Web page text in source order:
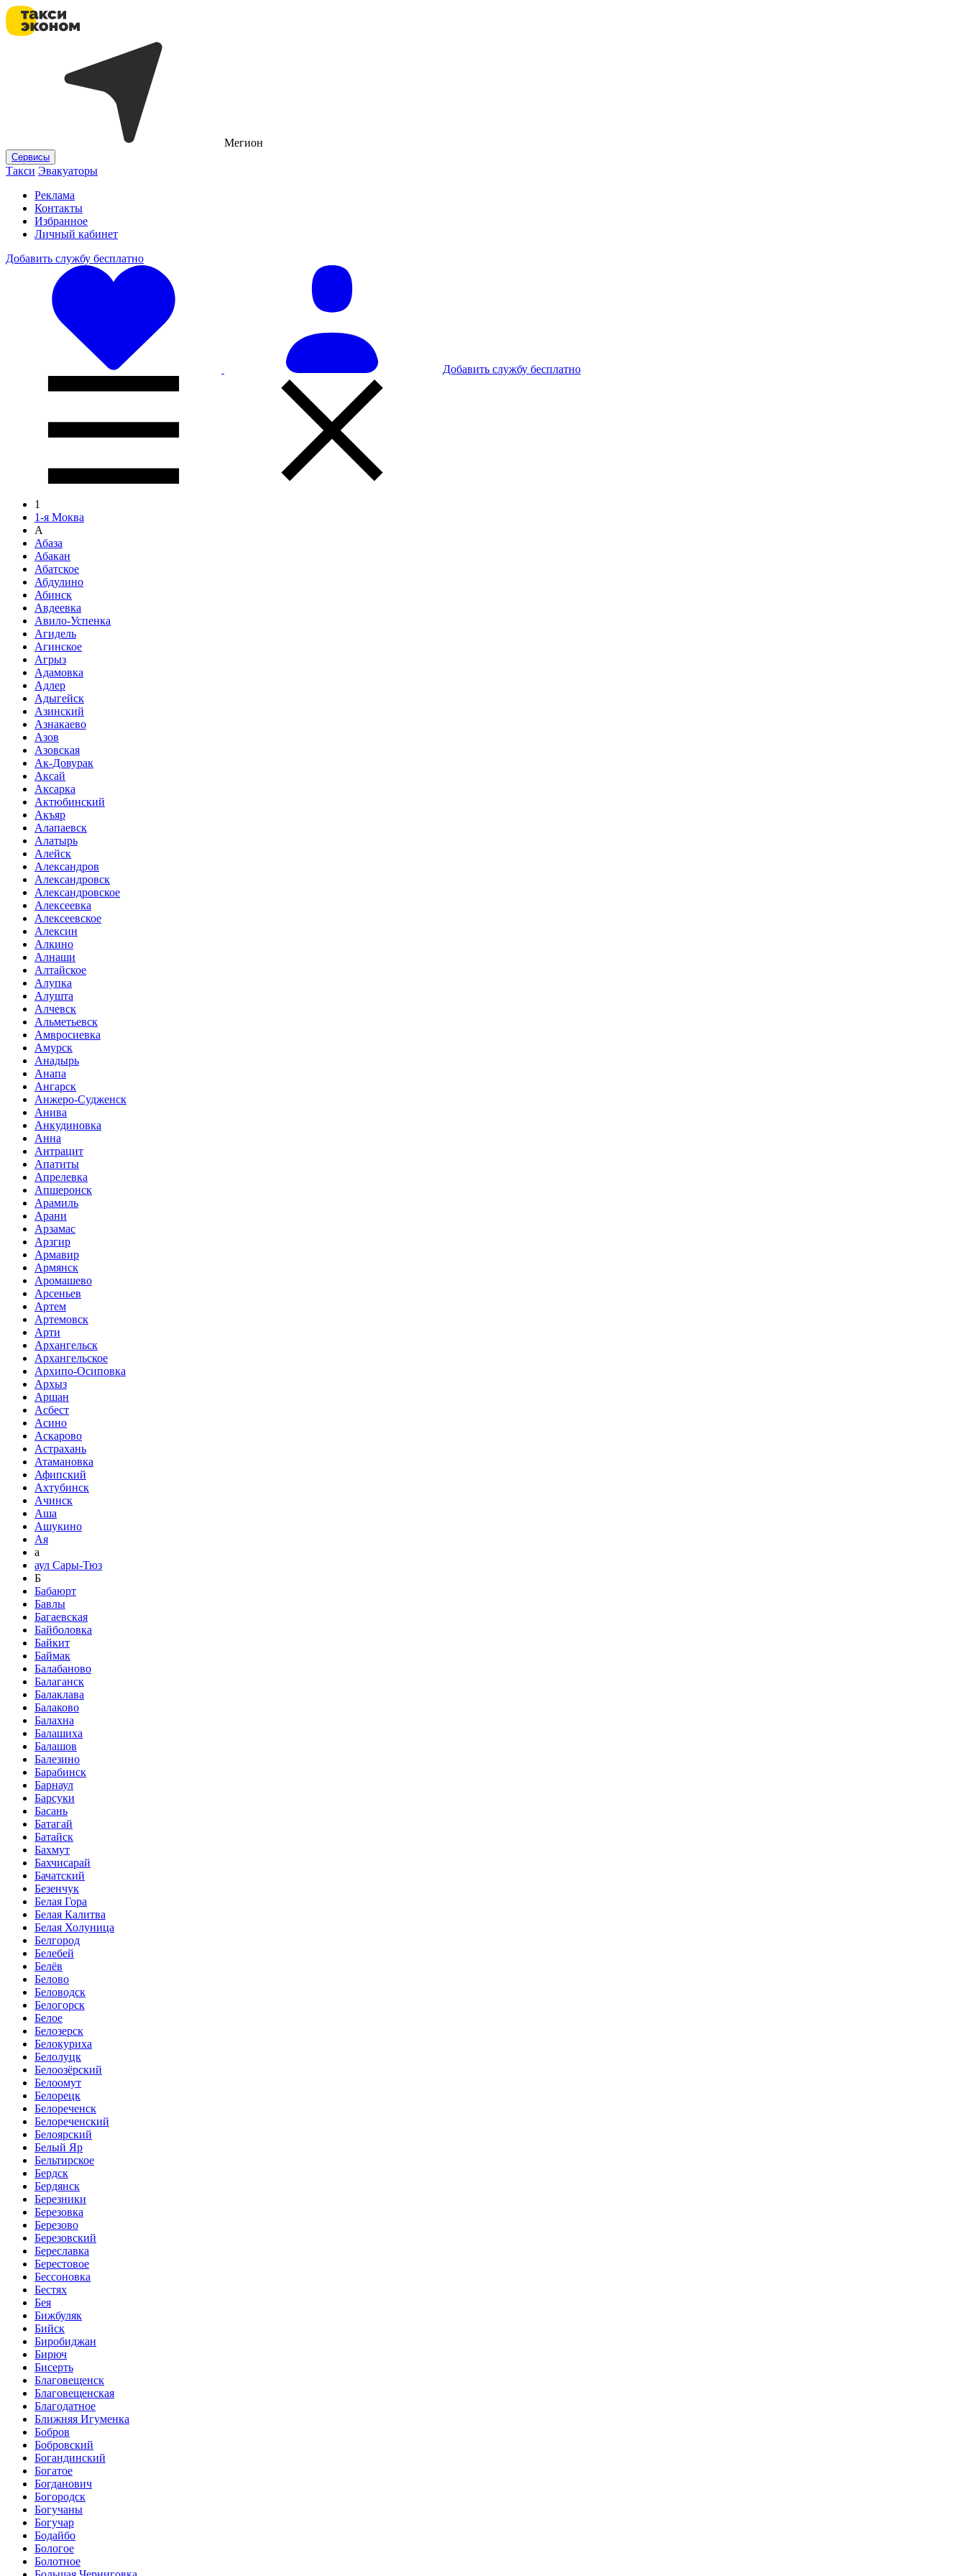
Мегион
Сервисы
Такси Эвакуаторы
Реклама
Контакты
Избранное
Личный кабинет
Добавить службу бесплатно
Добавить службу бесплатно
1
1-я Моква
А
Абаза
Абакан
Абатское
Абдулино
Абинск
Авдеевка
Авило-Успенка
Агидель
Агинское
Агрыз
Адамовка
Адлер
Адыгейск
Азинский
Азнакаево
Азов
Азовская
Ак-Довурак
Аксай
Аксарка
Актюбинский
Акъяр
Алапаевск
Алатырь
Алейск
Александров
Александровск
Александровское
Алексеевка
Алексеевское
Алексин
Алкино
Алнаши
Алтайское
Алупка
Алушта
Алчевск
Альметьевск
Амвросиевка
Амурск
Анадырь
Анапа
Ангарск
Анжеро-Судженск
Анива
Анкудиновка
Анна
Антрацит
Апатиты
Апрелевка
Апшеронск
Арамиль
Арани
Арзамас
Арзгир
Армавир
Армянск
Аромашево
Арсеньев
Артем
Артемовск
Арти
Архангельск
Архангельское
Архипо-Осиповка
Архыз
Аршан
Асбест
Асино
Аскарово
Астрахань
Атамановка
Афипский
Ахтубинск
Ачинск
Аша
Ашукино
Ая
а
аул Сары-Тюз
Б
Бабаюрт
Бавлы
Багаевская
Байболовка
Байкит
Баймак
Балабаново
Балаганск
Балаклава
Балаково
Балахна
Балашиха
Балашов
Балезино
Барабинск
Барнаул
Барсуки
Басань
Батагай
Батайск
Бахмут
Бахчисарай
Бачатский
Безенчук
Белая Гора
Белая Калитва
Белая Холуница
Белгород
Белебей
Белёв
Белово
Беловодск
Белогорск
Белое
Белозерск
Белокуриха
Белолуцк
Белоозёрский
Белоомут
Белорецк
Белореченск
Белореченский
Белоярский
Белый Яр
Бельтирское
Бердск
Бердянск
Березники
Березовка
Березово
Березовский
Береславка
Берестовое
Бессоновка
Бестях
Бея
Бижбуляк
Бийск
Биробиджан
Бирюч
Бисерть
Благовещенск
Благовещенская
Благодатное
Ближняя Игуменка
Бобров
Бобровский
Богандинский
Богатое
Богданович
Богородск
Богучаны
Богучар
Бодайбо
Бологое
Болотное